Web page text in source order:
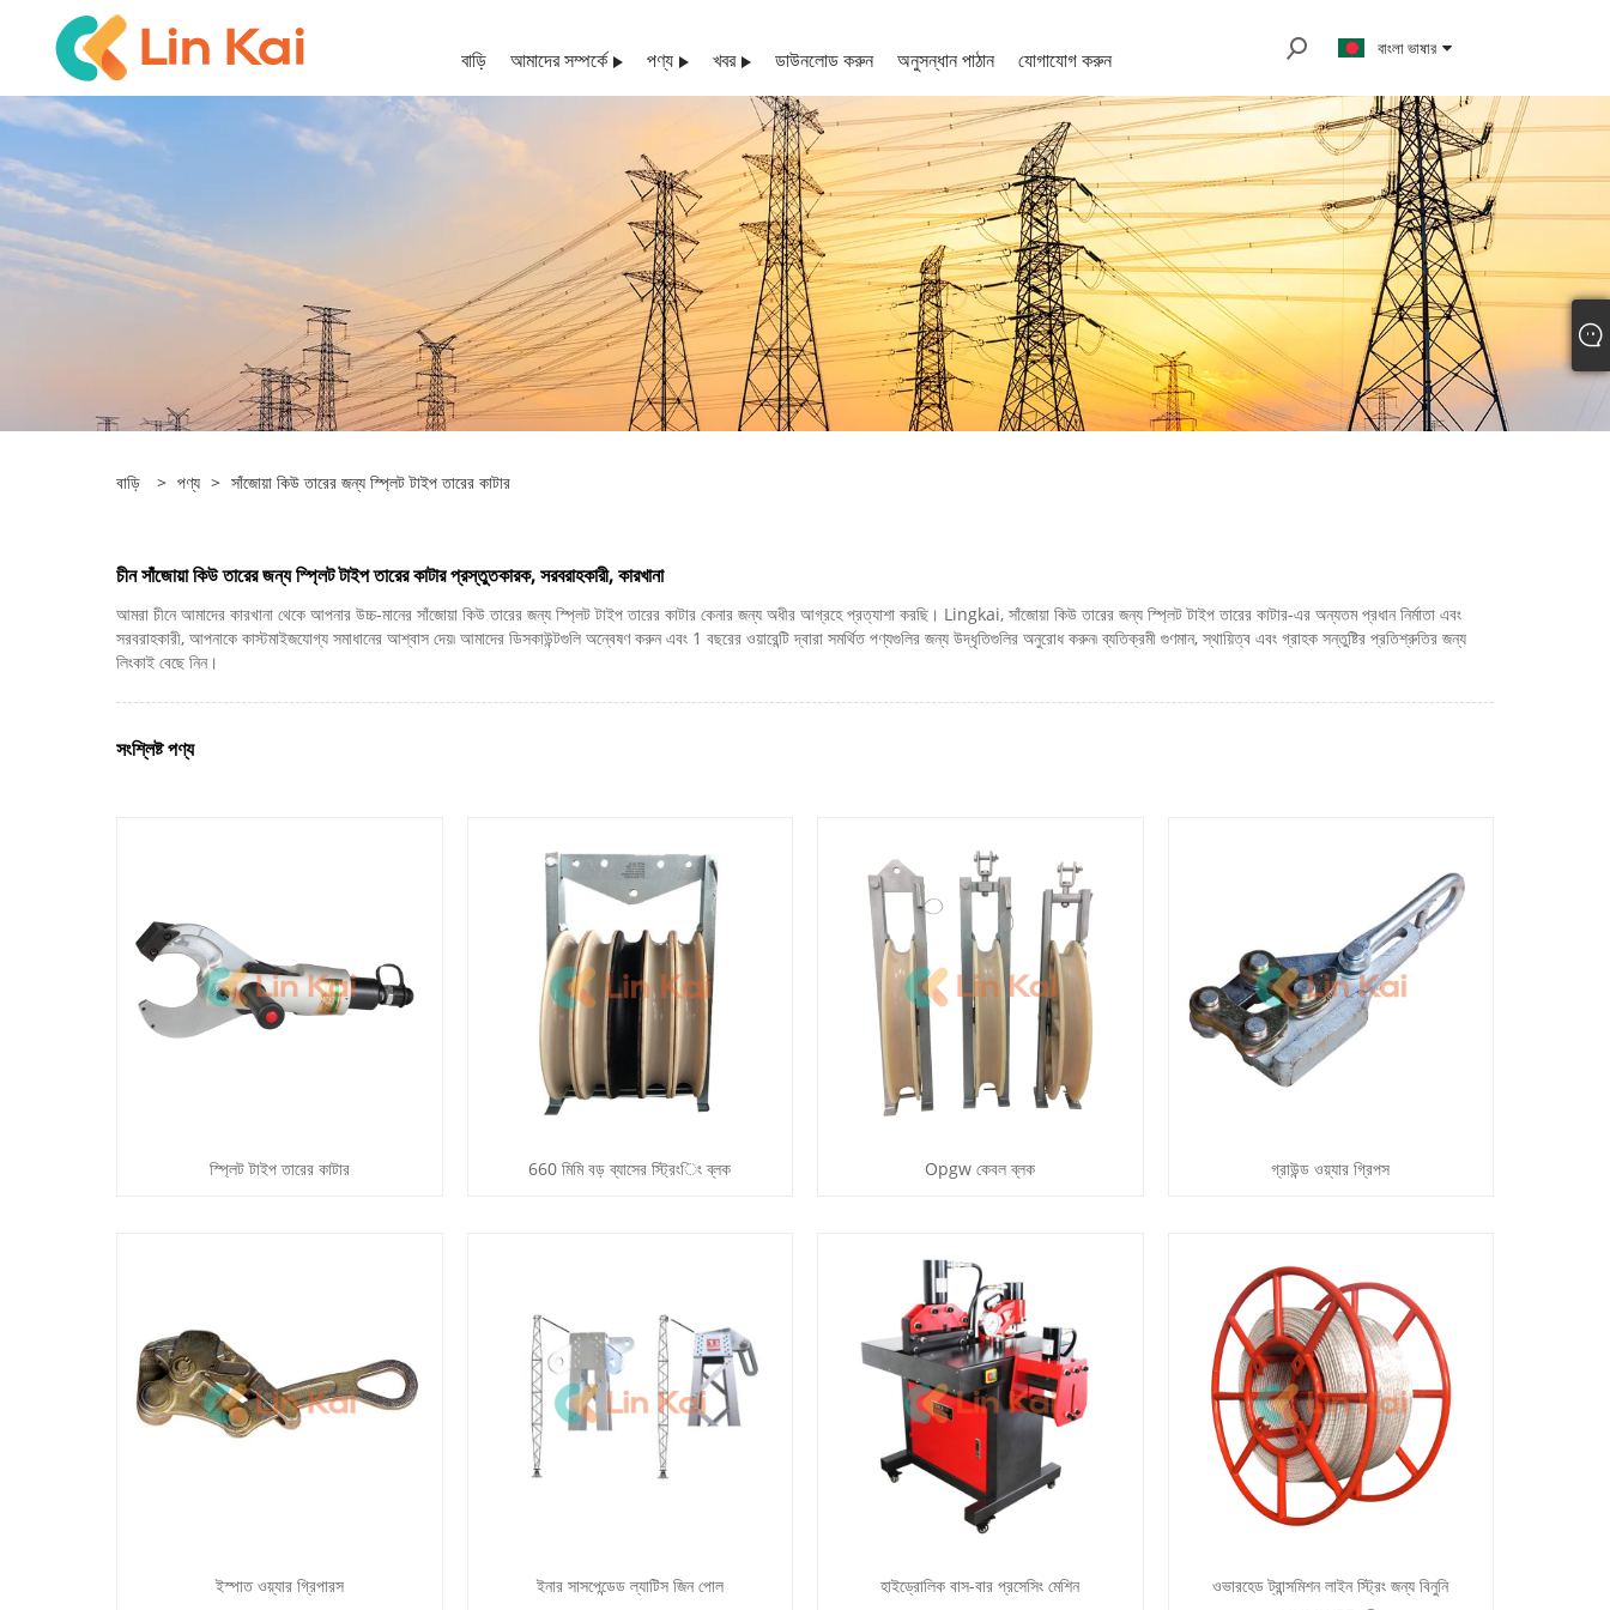
বাড়ি আমাদের সম্পর্কে পণ্য খবর ডাউনলোড করুন অনুসন্ধান পাঠান যোগাযোগ করুন বাংলা ভাষার
বাড়ি > পণ্য > সাঁজোয়া কিউ তারের জন্য স্প্লিট টাইপ তারের কাটার
চীন সাঁজোয়া কিউ তারের জন্য স্প্লিট টাইপ তারের কাটার প্রস্তুতকারক, সরবরাহকারী, কারখানা
আমরা চীনে আমাদের কারখানা থেকে আপনার উচ্চ-মানের সাঁজোয়া কিউ তারের জন্য স্প্লিট টাইপ তারের কাটার কেনার জন্য অধীর আগ্রহে প্রত্যাশা করছি। Lingkai, সাঁজোয়া কিউ তারের জন্য স্প্লিট টাইপ তারের কাটার-এর অন্যতম প্রধান নির্মাতা এবং
সরবরাহকারী, আপনাকে কাস্টমাইজযোগ্য সমাধানের আশ্বাস দেয়৷ আমাদের ডিসকাউন্টগুলি অন্বেষণ করুন এবং 1 বছরের ওয়ারেন্টি দ্বারা সমর্থিত পণ্যগুলির জন্য উদ্ধৃতিগুলির অনুরোধ করুন৷ ব্যতিক্রমী গুণমান, স্থায়িত্ব এবং গ্রাহক সন্তুষ্টির প্রতিশ্রুতির জন্য
লিংকাই বেছে নিন।
সংশ্লিষ্ট পণ্য
স্প্লিট টাইপ তারের কাটার 660 মিমি বড় ব্যাসের স্ট্রিংিং ব্লক Opgw কেবল ব্লক গ্রাউন্ড ওয়্যার গ্রিপস
ইস্পাত ওয়্যার গ্রিপারস ইনার সাসপেন্ডেড ল্যাটিস জিন পোল হাইড্রোলিক বাস-বার প্রসেসিং মেশিন
ওভারহেড ট্রান্সমিশন লাইন স্ট্রিং জন্য বিনুনি